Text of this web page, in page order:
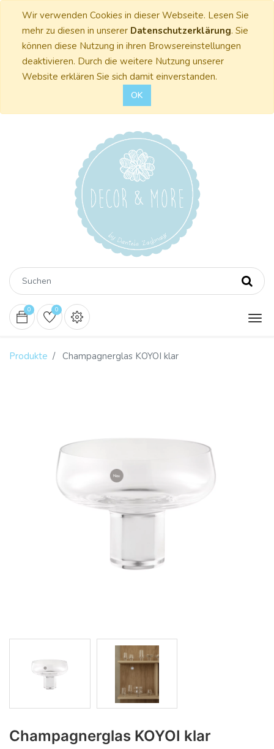
Wir verwenden Cookies in dieser Webseite. Lesen Sie
mehr zu diesen in unserer Datenschutzerklärung. Sie
können diese Nutzung in ihren Browsereinstellungen
deaktivieren. Durch die weitere Nutzung unserer
Website erklären Sie sich damit einverstanden.
OK
0 0
Produkte Champagnerglas KOYOI klar
Champagnerglas KOYOI klar